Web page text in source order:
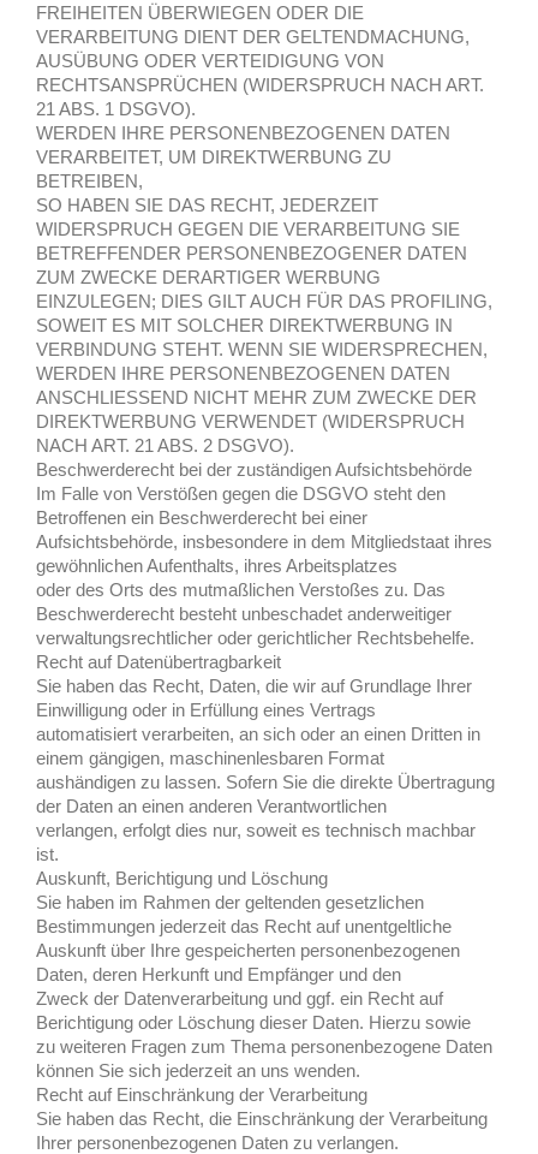
FREIHEITEN ÜBERWIEGEN ODER DIE
VERARBEITUNG DIENT DER GELTENDMACHUNG,
AUSÜBUNG ODER VERTEIDIGUNG VON
RECHTSANSPRÜCHEN (WIDERSPRUCH NACH ART.
21 ABS. 1 DSGVO).
WERDEN IHRE PERSONENBEZOGENEN DATEN
VERARBEITET, UM DIREKTWERBUNG ZU
BETREIBEN,
SO HABEN SIE DAS RECHT, JEDERZEIT
WIDERSPRUCH GEGEN DIE VERARBEITUNG SIE
BETREFFENDER PERSONENBEZOGENER DATEN
ZUM ZWECKE DERARTIGER WERBUNG
EINZULEGEN; DIES GILT AUCH FÜR DAS PROFILING,
SOWEIT ES MIT SOLCHER DIREKTWERBUNG IN
VERBINDUNG STEHT. WENN SIE WIDERSPRECHEN,
WERDEN IHRE PERSONENBEZOGENEN DATEN
ANSCHLIESSEND NICHT MEHR ZUM ZWECKE DER
DIREKTWERBUNG VERWENDET (WIDERSPRUCH
NACH ART. 21 ABS. 2 DSGVO).
Beschwerderecht bei der zuständigen Aufsichtsbehörde
Im Falle von Verstößen gegen die DSGVO steht den
Betroffenen ein Beschwerderecht bei einer
Aufsichtsbehörde, insbesondere in dem Mitgliedstaat ihres
gewöhnlichen Aufenthalts, ihres Arbeitsplatzes
oder des Orts des mutmaßlichen Verstoßes zu. Das
Beschwerderecht besteht unbeschadet anderweitiger
verwaltungsrechtlicher oder gerichtlicher Rechtsbehelfe.
Recht auf Datenübertragbarkeit
Sie haben das Recht, Daten, die wir auf Grundlage Ihrer
Einwilligung oder in Erfüllung eines Vertrags
automatisiert verarbeiten, an sich oder an einen Dritten in
einem gängigen, maschinenlesbaren Format
aushändigen zu lassen. Sofern Sie die direkte Übertragung
der Daten an einen anderen Verantwortlichen
verlangen, erfolgt dies nur, soweit es technisch machbar
ist.
Auskunft, Berichtigung und Löschung
Sie haben im Rahmen der geltenden gesetzlichen
Bestimmungen jederzeit das Recht auf unentgeltliche
Auskunft über Ihre gespeicherten personenbezogenen
Daten, deren Herkunft und Empfänger und den
Zweck der Datenverarbeitung und ggf. ein Recht auf
Berichtigung oder Löschung dieser Daten. Hierzu sowie
zu weiteren Fragen zum Thema personenbezogene Daten
können Sie sich jederzeit an uns wenden.
Recht auf Einschränkung der Verarbeitung
Sie haben das Recht, die Einschränkung der Verarbeitung
Ihrer personenbezogenen Daten zu verlangen.